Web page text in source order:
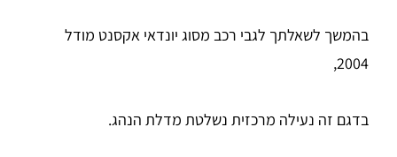
בהמשך לשאלתך לגבי רכב מסוג יונדאי אקסנט מודל
2004,
בדגם זה נעילה מרכזית נשלטת מדלת הנהג.